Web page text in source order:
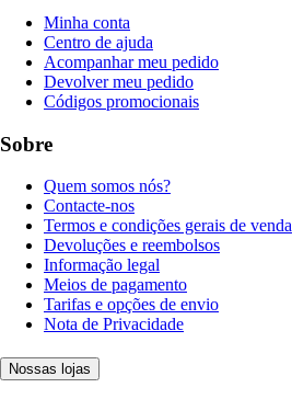
Minha conta
Centro de ajuda
Acompanhar meu pedido
Devolver meu pedido
Códigos promocionais
Sobre
Quem somos nós?
Contacte-nos
Termos e condições gerais de venda
Devoluções e reembolsos
Informação legal
Meios de pagamento
Tarifas e opções de envio
Nota de Privacidade
Nossas lojas